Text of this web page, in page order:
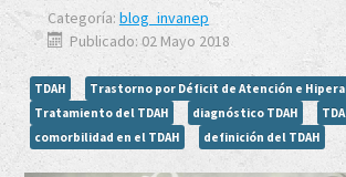
Categoría: blog_invanep
Publicado: 02 Mayo 2018
TDAH
Trastorno por Déficit de Atención e
Tratamiento del TDAH
diagnóstico TDAH
TDA
comorbilidad en el TDAH
definición del TDAH